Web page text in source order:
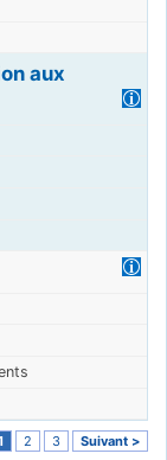
aux
2 3 Suivant >